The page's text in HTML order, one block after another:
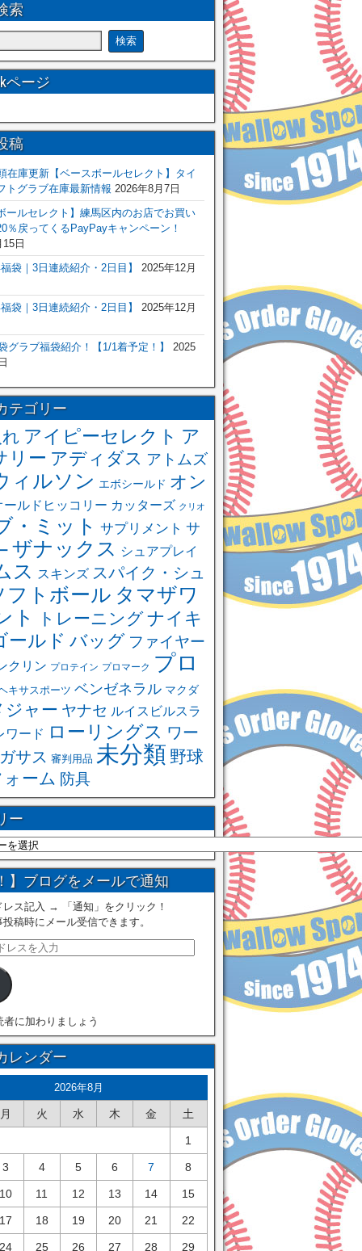
索
ページ
稿
在庫更新【ベースボールセレクト】タイ
トグラブ在庫最新情報 2026年8月7日
ールセレクト】練馬区内のお店でお買い
％戻ってくるPayPayキャンペーン！
日
袋｜3日連続紹介・2日目】
2025年12月
袋｜3日連続紹介・2日目】 2025年12月
グラブ福袋紹介！【1/1着予定！】
2025
テゴリー
アイピーセレクト ア
リー アディダス アトムズ
ィルソン エボシールド オン
ールドヒッコリー カッターズ クリオ
・ミット サプリメント サ
ザナックス シュアプレイ
ス スキンズ スパイク・シュ
フトボール タマザワ
ト
トレーニングナイキ
ールド バッグ ファイヤー
クリン プロテイン プロマーク プロ
キサスポーツ ベンゼネラル マクダ
ジャー ヤナセ ルイスビルスラ
ワード ローリングス ワー
サス 審判用品 未分類 野球
ーム 防具
ー
】ブログをメールで通知
レス記入 → 「通知」をクリック！
稿時にメール受信できます。
者に加わりましょう
レンダー
2026年8月
月 火 水 木 金 土
1
3 4 5 6 7 8
11 12 13 14 15
18 19 20 21 22
25 26 27 28 29